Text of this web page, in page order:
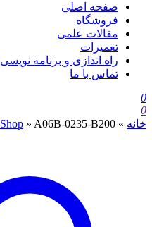
صفحه اصلی
فروشگاه
مقالات علمی
تعمیرات
راه اندازی و برنامه نویسیCNC
تماس با ما
0
0
خانه »
Shop » A06B-0235-B200